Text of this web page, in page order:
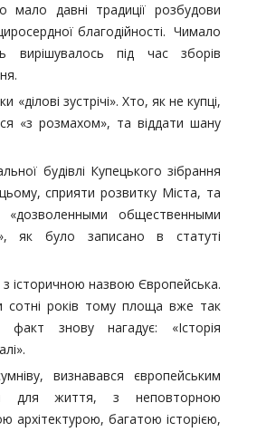
мало давні традиції розбудови
благодійності. Чимало
вирішувалось під час зборів
«ділові зустрічі». Хто, як не купці,
«з розмахом», та віддати шану
будівлі Купецького зібрання
сприяти розвитку Міста, та
«дозволенными общественными
як було записано в статуті
історичною назвою Європейська.
сотні років тому площа вже так
факт знову нагадує: «Історія
визнавався європейським
для життя, з неповторною
архітектурою, багатою історією,